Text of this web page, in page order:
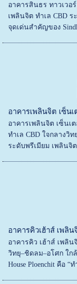
อาคารสินธร ทาวเวอ
เพลินจิต ทำเล CBD
จุดเด่นสำคัญของ
อาคารเพลินจิต เซ็นเ
อาคารเพลินจิต เซ็นเ
ทำเล CBD ใจกลางวิ
ระดับพรีเมียม เพลินจิ
อาคารคิวเฮ้าส์ เพลิน
อาคารคิว เฮ้าส์ เพลิน
วิทยุ–ชิดลม–อโศก ใก
House Ploenchit คือ “